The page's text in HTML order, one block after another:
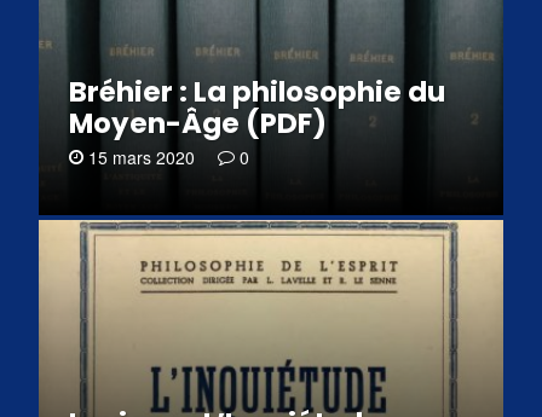
Bréhier : La philosophie du
Moyen-Âge (PDF)
15 mars 2020 0